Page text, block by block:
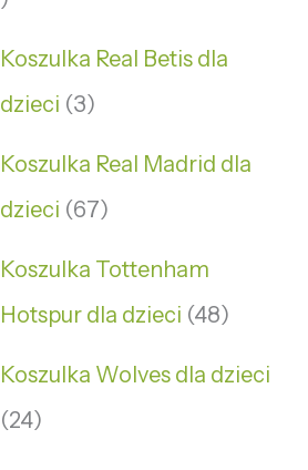
Koszulka Real Betis dla
dzieci 3
Koszulka Real Madrid dla
dzieci 67
Koszulka Tottenham
Hotspur dla dzieci 48
Koszulka Wolves dla dzieci
24